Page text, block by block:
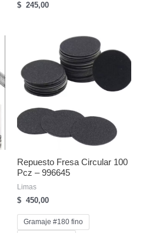
$ 245,00
Repuesto Fresa Circular 100
Pcz – 996645
Limas
$ 450,00
Gramaje #180 fino